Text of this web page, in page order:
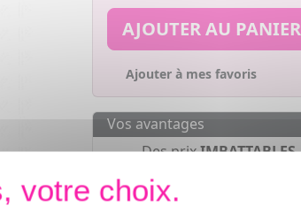
AJOUTER AU PANIER
Ajouter à mes favoris
Vos avantages
Des prixIMBATTABLES
Paiement en ligne
Paiement en